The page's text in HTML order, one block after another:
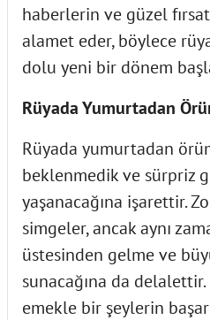
haberlerin ve güzel
alamet eder, böylece
dolu yeni bir dönem
Rüyada Yumurtadan
Rüyada yumurtadan
beklenmedik ve sürpriz
yaşanacağına işarettir.
simgeler, ancak aynı
üstesinden gelme ve
sunacağına da delalettir.
emekle bir şeylerin